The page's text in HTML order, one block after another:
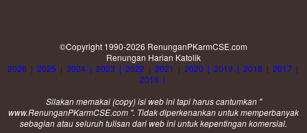
©Copyright 1990-2026 RenunganPKarmCSE.com
Renungan Harian Katolik
2026 | 2025 | 2024 | 2023 | 2022 | 2021 | 2020 | 2019 | 2018 | 2017 |
2016 |
Silakan memakai (copy) isi web ini tapi harus cantumkan "
www.RenunganPKarmCSE.com ". Tidak diperkenankan untuk memperbanyak
sebagian atau seluruh tulisan dari web ini untuk kepentingan komersial.